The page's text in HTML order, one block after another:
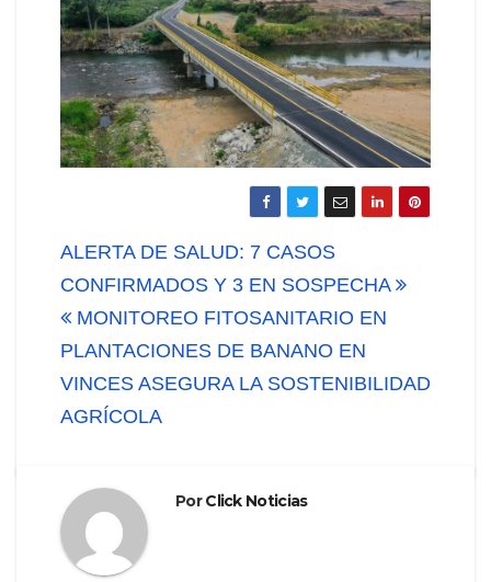
Navegación
de
entradas
ALERTA DE SALUD: 7 CASOS
CONFIRMADOS Y 3 EN SOSPECHA
MONITOREO FITOSANITARIO EN
PLANTACIONES DE BANANO EN
VINCES ASEGURA LA SOSTENIBILIDAD
AGRÍCOLA
PorClick Noticias